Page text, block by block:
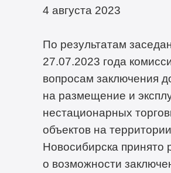
4 августа 2023
По результатам
27.07.2023 года
вопросам заключения
на размещение и
нестационарных
объектов на
Новосибирска принято
о возможности